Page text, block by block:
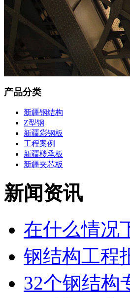
产品分类
新疆钢结构
Z型钢
新疆彩钢板
工程案例
新疆楼承板
新疆夹芯板
新闻资讯
在什么情况
钢结构工程
32个钢结构